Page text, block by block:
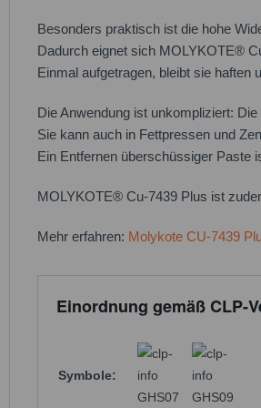
Besonders praktisch ist die hohe
Dadurch eignet sich MOLYKOTE®
Einmal aufgetragen, bleibt sie
Die Anwendung ist unkompliziert:
Sie kann auch in Fettpressen und
Ein Entfernen überschüssiger Paste
MOLYKOTE® Cu-7439 Plus ist
Mehr erfahren: Molykote CU-7439
Einordnung gemäß CLP-
Symbole:
GHS07
GHS09